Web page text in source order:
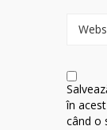
în
când o